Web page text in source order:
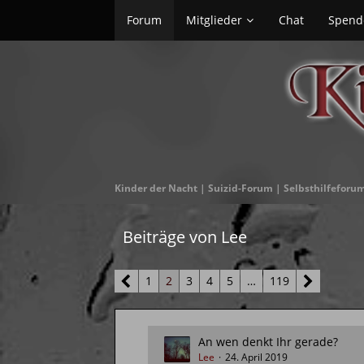
Forum Mitglieder Chat
Kinder der Nacht | Suizid-Forum |
Beiträge von Lee
1 2 3 4 5 … 119
An wen denkt Ihr gerade?
Lee 24. April 2019